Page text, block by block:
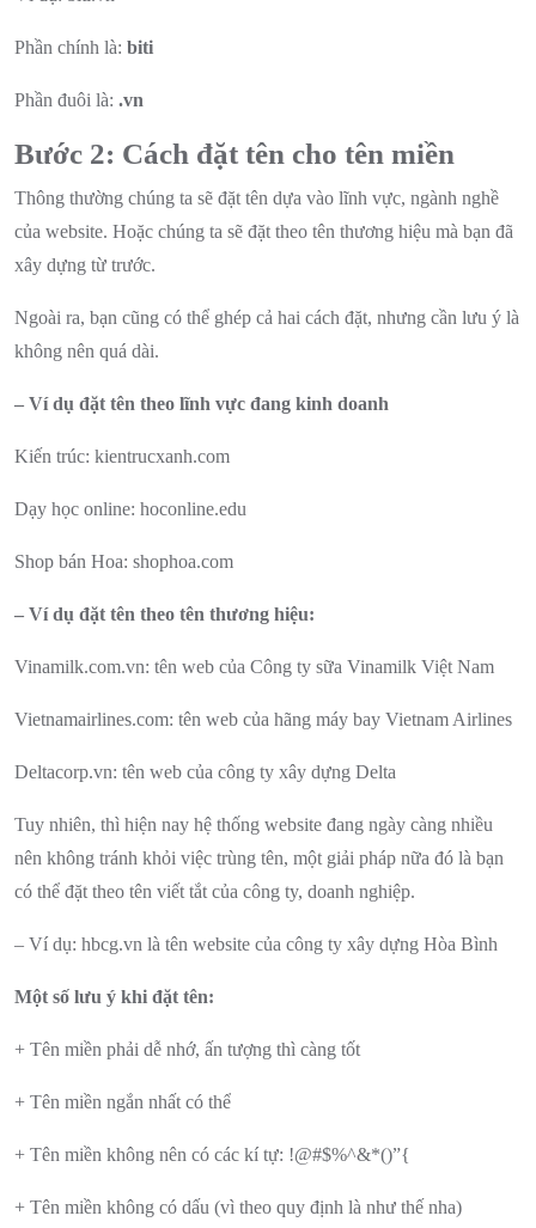
Phần chính là: biti
Phần đuôi là: .vn
Bước 2: Cách đặt tên cho tên miền
Thông thường chúng ta sẽ đặt tên dựa vào lĩnh vực, ngành nghề
của website. Hoặc chúng ta sẽ đặt theo tên thương hiệu mà bạn đã
xây dựng từ trước.
Ngoài ra, bạn cũng có thể ghép cả hai cách đặt, nhưng cần lưu ý là
không nên quá dài.
– Ví dụ đặt tên theo lĩnh vực đang kinh doanh
Kiến trúc: kientrucxanh.com
Dạy học online: hoconline.edu
Shop bán Hoa: shophoa.com
– Ví dụ đặt tên theo tên thương hiệu:
Vinamilk.com.vn: tên web của Công ty sữa Vinamilk Việt Nam
Vietnamairlines.com: tên web của hãng máy bay Vietnam Airlines
Deltacorp.vn: tên web của công ty xây dựng Delta
Tuy nhiên, thì hiện nay hệ thống website đang ngày càng nhiều
nên không tránh khỏi việc trùng tên, một giải pháp nữa đó là bạn
có thể đặt theo tên viết tắt của công ty, doanh nghiệp.
– Ví dụ: hbcg.vn là tên website của công ty xây dựng Hòa Bình
Một số lưu ý khi đặt tên:
+ Tên miền phải dễ nhớ, ấn tượng thì càng tốt
+ Tên miền ngắn nhất có thể
+ Tên miền không nên có các kí tự: !@#$%^&*()”{
+ Tên miền không có dấu (vì theo quy định là như thế nha)